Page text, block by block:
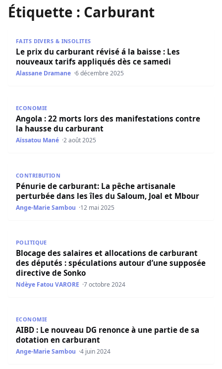
Étiquette : Carburant
FAITS DIVERS & INSOLITES
Le prix du carburant révisé á la baisse : Les
nouveaux tarifs appliqués dès ce samedi
Alassane Dramane 6 décembre 2025
ECONOMIE
Angola : 22 morts lors des manifestations contre
la hausse du carburant
Aïssatou Mané 2 août 2025
CONTRIBUTION
Pénurie de carburant: La pêche artisanale
perturbée dans les îles du Saloum, Joal et Mbour
Ange-Marie Sambou 12 mai 2025
POLITIQUE
Blocage des salaires et allocations de carburant
des députés : spéculations autour d’une supposée
directive de Sonko
Ndèye Fatou VARORE 7 octobre 2024
ECONOMIE
AIBD : Le nouveau DG renonce à une partie de sa
dotation en carburant
Ange-Marie Sambou 4 juin 2024